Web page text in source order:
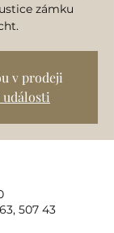
zámku
v prodeji
507 43